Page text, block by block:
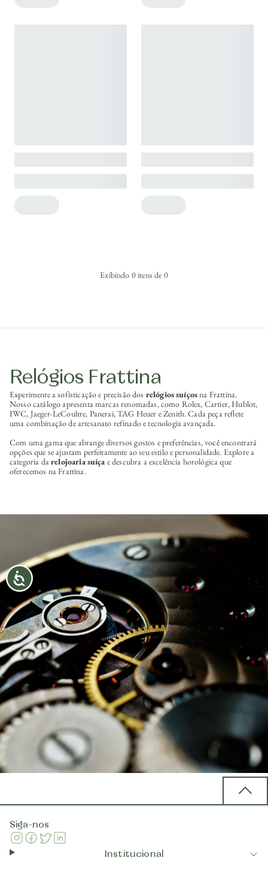
Exibindo 0itens de 0
Relógios Frattina
Experimente a sofisticação e precisão dos relógios suíçosna Frattina.
Nosso catálogo apresenta marcas renomadas, como Rolex, Cartier, Hublot,
IWC, Jaeger-LeCoultre, Panerai, TAG Heuer e Zenith. Cada peça reflete
uma combinação de artesanato refinado e tecnologia avançada.
Com uma gama que abrange diversos gostos e preferências, você encontrará
opções que se ajustam perfeitamente ao seu estilo e personalidade. Explore a
categoria darelojoaria suíçae descubra a excelência horológica que
oferecemos na Frattina.
Siga-nos
Instagram
Facebook
Twitter
Institucional